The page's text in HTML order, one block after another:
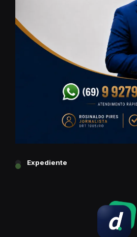
Expediente